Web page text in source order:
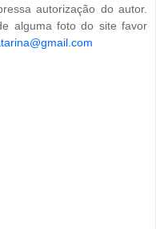
autorização do autor.
alguma foto do site favor